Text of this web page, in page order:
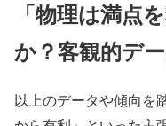
「物理は満点
か？客観的デ
以上のデータや傾向を